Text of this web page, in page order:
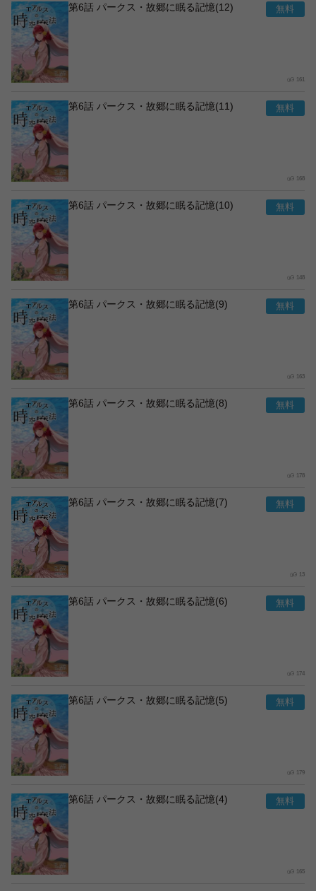
第6話 パークス・故郷に眠る記憶(12)
161
第6話 パークス・故郷に眠る記憶(11)
168
第6話 パークス・故郷に眠る記憶(10)
148
第6話 パークス・故郷に眠る記憶(9)
163
第6話 パークス・故郷に眠る記憶(8)
178
第6話 パークス・故郷に眠る記憶(7)
13
第6話 パークス・故郷に眠る記憶(6)
174
第6話 パークス・故郷に眠る記憶(5)
179
第6話 パークス・故郷に眠る記憶(4)
165